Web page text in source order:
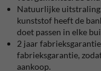
Natuurlijke
kunststof heeft de
doet passen in elke
2 jaar
fabrieksgarantie,
aankoop.